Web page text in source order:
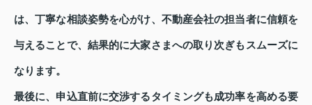
は、丁寧な相談姿勢を心がけ、不動産会社の担当者に信頼を
与えることで、結果的に大家さまへの取り次ぎもスムーズに
なります。
最後に、申込直前に交渉するタイミングも成功率を高める要